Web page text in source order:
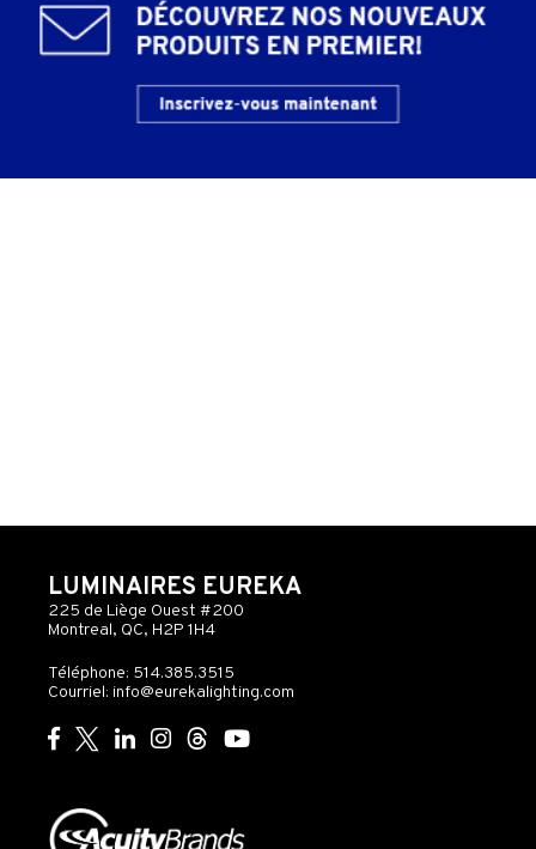
LUMINAIRES EUREKA
225 de Liège Ouest #200
Montreal, QC, H2P 1H4
Téléphone: 514.385.3515
Courriel: info@eurekalighting.com